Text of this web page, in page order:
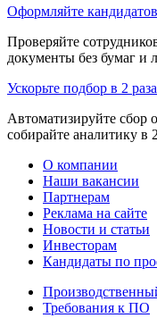
Оформляйте
Проверяйте
документы без бумаг и
Ускорьте подбор в 2
Автоматизируйте сбор
собирайте аналитику в
О компании
Наши вакансии
Партнерам
Реклама на сайте
Новости и статьи
Инвесторам
Кандидаты по
Требования к ПО